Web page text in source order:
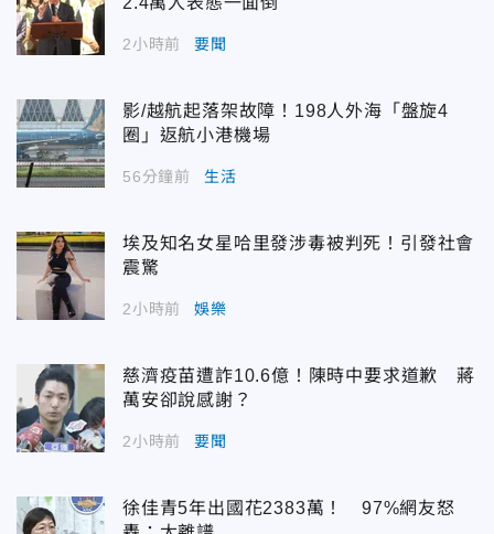
2小時前 要聞
影/越航起落架故障！198人外海「盤旋4
圈」返航小港機場
56分鐘前 生活
埃及知名女星哈里發涉毒被判死！引發社會
震驚
2小時前 娛樂
慈濟疫苗遭詐10.6億！陳時中要求道歉 蔣
萬安卻說感謝？
2小時前 要聞
徐佳青5年出國花2383萬！ 97%網友怒